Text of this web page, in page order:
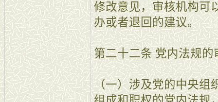
修改意见，审核机构可
办或者退回的建议。
第二十二条 党内法规
（一）涉及党的中央组